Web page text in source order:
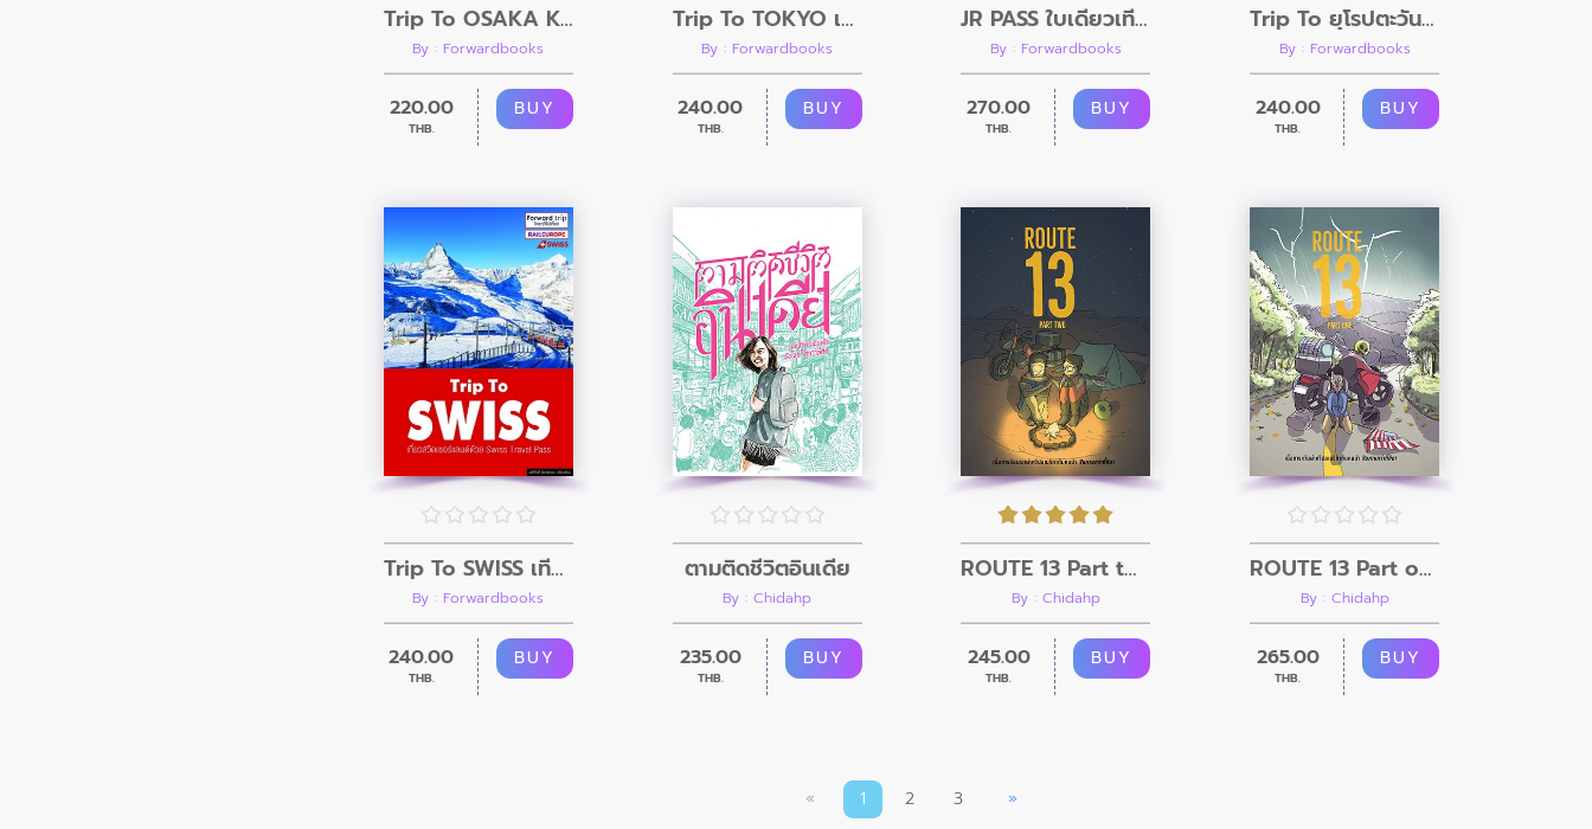
Trip To OSAKA KYOTO & KANSAI
By : Forwardbooks
220.00
THB.
BUY
Trip To TOKYO เที่ยวโตเกียวและเมืองรอบๆ
By : Forwardbooks
240.00
THB.
BUY
JR PASS ใบเดียวเที่ยวทั่วญี่ปุ่น
By : Forwardbooks
270.00
THB.
BUY
Trip To ยุโรปตะวันออก
By : Forwardbooks
240.00
THB.
BUY
Trip To SWISS เที่ยวสวิตเซอร์แลนด์
By : Forwardbooks
240.00
THB.
BUY
ตามติดชีวิตอินเดีย
By : Chidahp
235.00
THB.
BUY
ROUTE 13 Part two
By : Chidahp
245.00
THB.
BUY
ROUTE 13 Part one
By : Chidahp
265.00
THB.
BUY
« 1 2 3 »